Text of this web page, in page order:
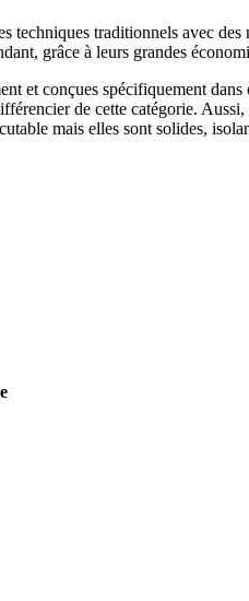
traditionnels avec
grâce à leurs grandes
et conçues spécifiquement
de cette catégorie.
mais elles sont solides,